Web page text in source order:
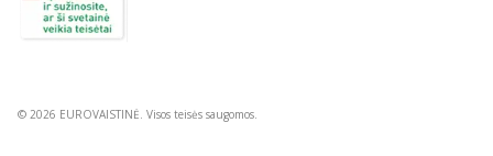
© 2026 EUROVAISTINĖ. Visos teisės saugomos.